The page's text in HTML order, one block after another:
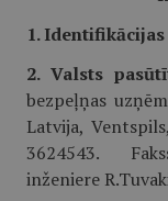
1.
2. Valsts
bezpeļņas
Latvija,
3624543.
inženiere